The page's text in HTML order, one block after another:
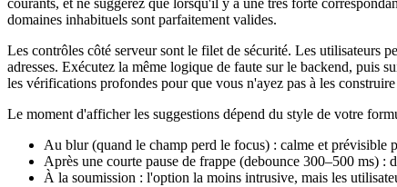
courants, et ne suggérez que lorsqu'il y a une très forte
domaines inhabituels sont parfaitement valides.
Les contrôles côté serveur sont le filet de sécurité. Les utilisateurs
adresses. Exécutez la même logique de faute sur le backend, puis
les vérifications profondes pour que vous n'ayez pas à les
Le moment d'afficher les suggestions dépend du style de votre
Au blur (quand le champ perd le focus) : calme et prévisible
Après une courte pause de frappe (debounce 300–500 ms) :
À la soumission : l'option la moins intrusive, mais les